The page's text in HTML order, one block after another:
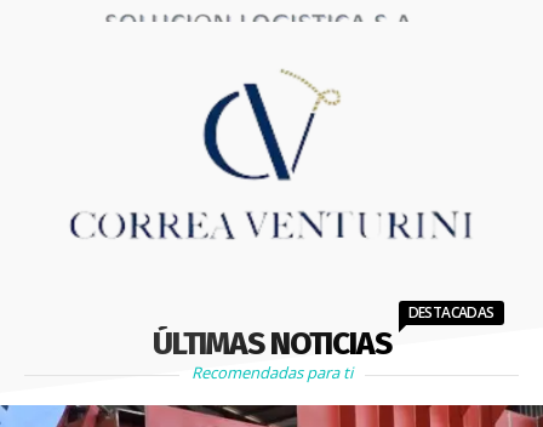
ÚLTIMAS NOTICIAS
DESTACADAS
Recomendadas para ti